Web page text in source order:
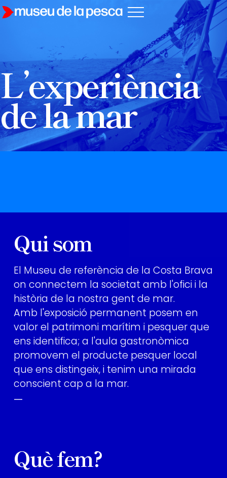
L’experiència
de la mar
Qui som
El Museu de referència de la Costa Brava
on connectem la societat amb l'ofici i la
història de la nostra gent de mar.
Amb l'exposició permanent posem en
valor el patrimoni marítim i pesquer que
ens identifica; a l'aula gastronòmica
promovem el producte pesquer local
que ens distingeix, i tenim una mirada
conscient cap a la mar.
—
Què fem?